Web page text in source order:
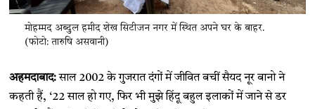
मोहम्मद अब्दुल हमीद शेख सिटीजन नगर में स्थित अपने घर के बाहर.
(फोटो: तारुषि असवानी)
अहमदाबाद:साल 2002 के गुजरात दंगों में जीवित बचीं सैयद नूर बानो ने
कहती हैं, ​‘22 साल हो गए, फिर भी मुझे हिंदू बहुल इलाकों में जाने से डर